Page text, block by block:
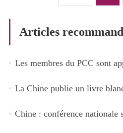
Articles
Les membres du PCC sont
La Chine publie un livre
Chine : conférence nationale